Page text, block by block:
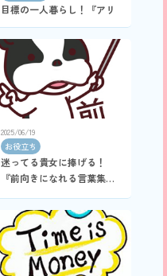
目標の一人暮らし！『アリ
バイ会社の危険??』の巻
2025/06/19
お役立ち
迷ってる貴女に捧げる！
『前向きになれる言葉集を